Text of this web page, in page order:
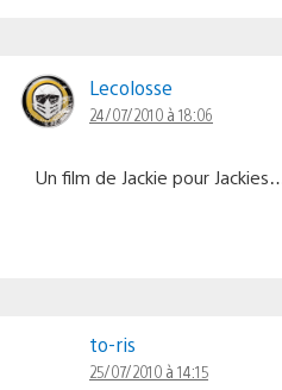
Lecolosse
24/07/2010 à 18:06
Un film de Jackie pour Jackies…
to-ris
25/07/2010 à 14:15